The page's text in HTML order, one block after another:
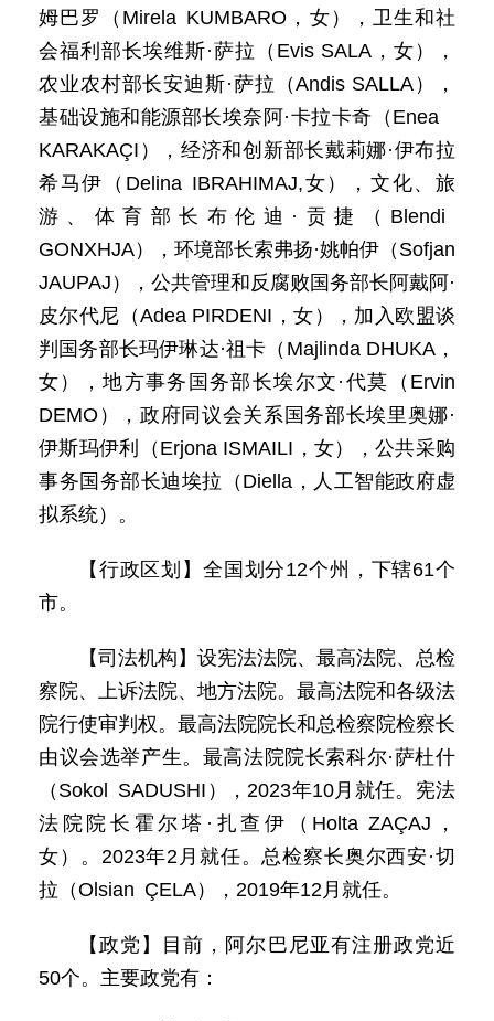
姆巴罗（Mirela KUMBARO，女），卫生和社
会福利部长埃维斯·萨拉（Evis SALA，女），
农业农村部长安迪斯·萨拉（Andis SALLA），
基础设施和能源部长埃奈阿·卡拉卡奇（Enea
KARAKAÇI），经济和创新部长戴莉娜·伊布拉
希马伊（Delina IBRAHIMAJ,女），文化、旅
游、体育部长布伦迪·贡捷（Blendi
GONXHJA），环境部长索弗扬·姚帕伊（Sofjan
JAUPAJ），公共管理和反腐败国务部长阿戴阿·
皮尔代尼（Adea PIRDENI，女），加入欧盟谈
判国务部长玛伊琳达·祖卡（Majlinda DHUKA，
女），地方事务国务部长埃尔文·代莫（Ervin
DEMO），政府同议会关系国务部长埃里奥娜·
伊斯玛伊利（Erjona ISMAILI，女），公共采购
事务国务部长迪埃拉（Diella，人工智能政府虚
拟系统）。
【行政区划】全国划分12个州，下辖61个
市。
【司法机构】设宪法法院、最高法院、总检
察院、上诉法院、地方法院。最高法院和各级法
院行使审判权。最高法院院长和总检察院检察长
由议会选举产生。最高法院院长索科尔·萨杜什
（Sokol SADUSHI），2023年10月就任。宪法
法院院长霍尔塔·扎查伊（Holta ZAÇAJ，
女）。2023年2月就任。总检察长奥尔西安·切
拉（Olsian ÇELA），2019年12月就任。
【政党】目前，阿尔巴尼亚有注册政党近
50个。主要政党有：